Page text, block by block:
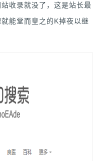
收录就没了，这是站长最
能堂而皇之的K掉夜以继